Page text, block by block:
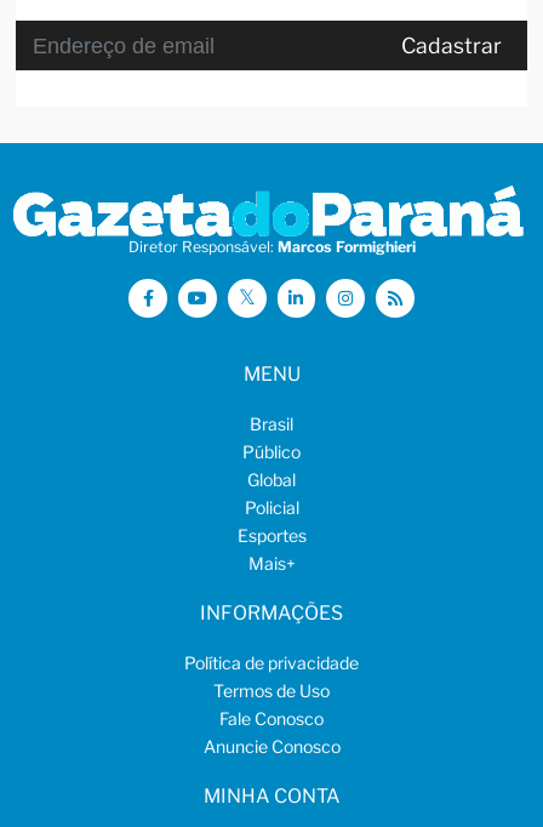
Cadastrar
Diretor Responsável: Marcos Formighieri
MENU
Brasil
Público
Global
Policial
Esportes
Mais+
INFORMAÇÕES
Política de privacidade
Termos de Uso
Fale Conosco
Anuncie Conosco
MINHA CONTA